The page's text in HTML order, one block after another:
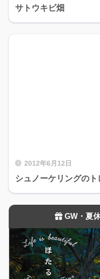
サトウキビ畑
2012年6月12日
シュノーケリングのト
GW・夏